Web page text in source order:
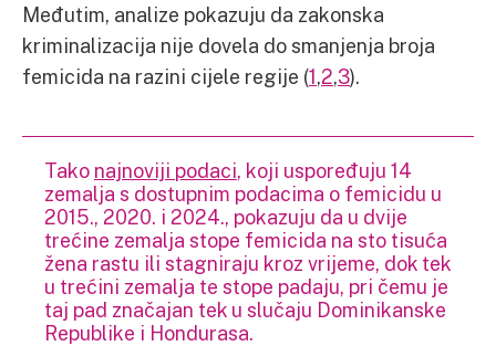
Međutim, analize pokazuju da zakonska
kriminalizacija nije dovela do smanjenja broja
femicida na razini cijele regije (1,2,3).
Tako najnoviji podaci, koji uspoređuju 14
zemalja s dostupnim podacima o femicidu u
2015., 2020. i 2024., pokazuju da u dvije
trećine zemalja stope femicida na sto tisuća
žena rastu ili stagniraju kroz vrijeme, dok tek
u trećini zemalja te stope padaju, pri čemu je
taj pad značajan tek u slučaju Dominikanske
Republike i Hondurasa.